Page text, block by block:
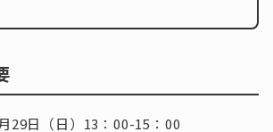
29日（日）13：00-15：00